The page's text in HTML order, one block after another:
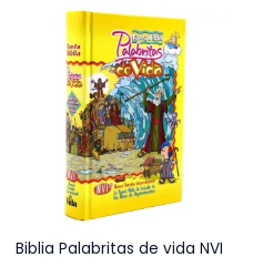
Biblia Palabritas de vida NVI